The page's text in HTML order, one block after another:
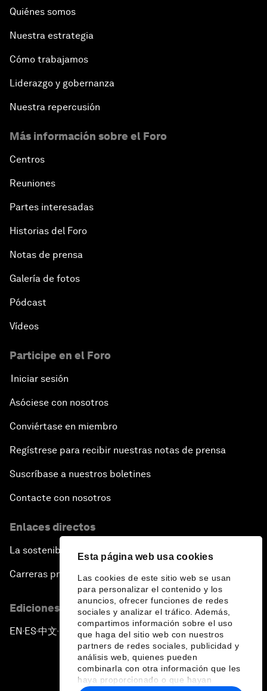
Esta página web usa cookies
Las cookies de este sitio web se usan
para personalizar el contenido y los
anuncios, ofrecer funciones de redes
sociales y analizar el tráfico. Además,
compartimos información sobre el uso
que haga del sitio web con nuestros
partners de redes sociales, publicidad y
análisis web, quienes pueden
combinarla con otra información que les
haya proporcionado o que hayan
Quiénes somos
Nuestra estrategia
Cómo trabajamos
Liderazgo y gobernanza
Nuestra repercusión
Más información sobre el Foro
Centros
Reuniones
Partes interesadas
Historias del Foro
Notas de prensa
Galería de fotos
Pódcast
Vídeos
Participe en el Foro
Iniciar sesión
Asóciese con nosotros
Conviértase en miembro
Regístrese para recibir nuestras notas de prensa
Suscríbase a nuestros boletines
Contacte con nosotros
Enlaces directos
La sostenibilidad en el Foro
Carreras profesionales
Ediciones en otros idiomas
EN ▪ ES▪中文▪ 日本語